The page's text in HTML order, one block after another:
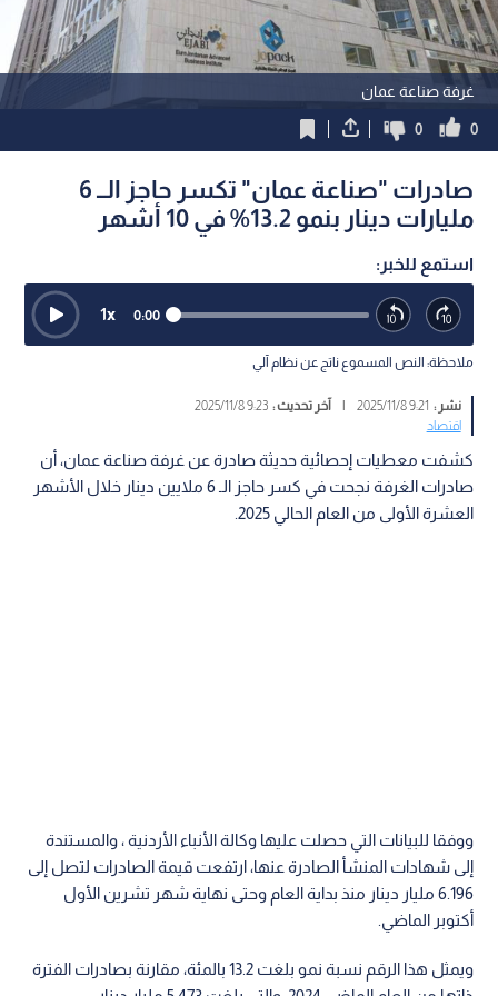
غرفة صناعة عمان
0
0
صادرات "صناعة عمان" تكسر حاجز الــ 6
مليارات دينار بنمو 13.2% في 10 أشهر
استمع للخبر:
0:00
1x
ملاحظة: النص المسموع ناتج عن نظام آلي
نشر : 9:21 2025/11/8 آخر تحديث :9:23 2025/11/8
اقتصاد
كشفت معطيات إحصائية حديثة صادرة عن غرفة صناعة عمان، أن
صادرات الغرفة نجحت في كسر حاجز الـ 6 ملايين دينار خلال الأشهر
العشرة الأولى من العام الحالي 2025.
ووفقا للبيانات التي حصلت عليها وكالة الأنباء الأردنية ، والمستندة
إلى شهادات المنشأ الصادرة عنها، ارتفعت قيمة الصادرات لتصل إلى
6.196 مليار دينار منذ بداية العام وحتى نهاية شهر تشرين الأول
أكتوبر الماضي.
ويمثل هذا الرقم نسبة نمو بلغت 13.2 بالمئة، مقارنة بصادرات الفترة